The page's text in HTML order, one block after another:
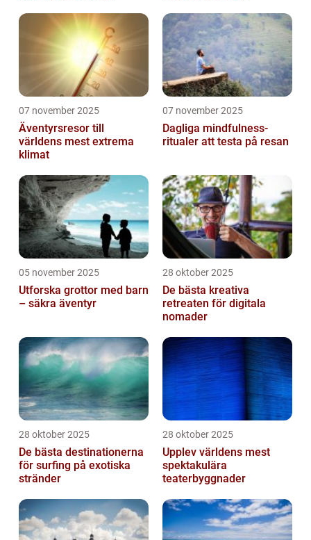
07 november 2025
Äventyrsresor till
världens mest extrema
klimat
07 november 2025
Dagliga mindfulness-
ritualer att testa på resan
05 november 2025
Utforska grottor med barn
– säkra äventyr
28 oktober 2025
De bästa kreativa
retreaten för digitala
nomader
28 oktober 2025
De bästa destinationerna
för surfing på exotiska
stränder
28 oktober 2025
Upplev världens mest
spektakulära
teaterbyggnader